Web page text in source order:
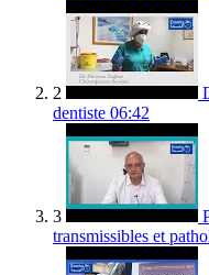
2
dentiste 06:42
3
transmissibles et